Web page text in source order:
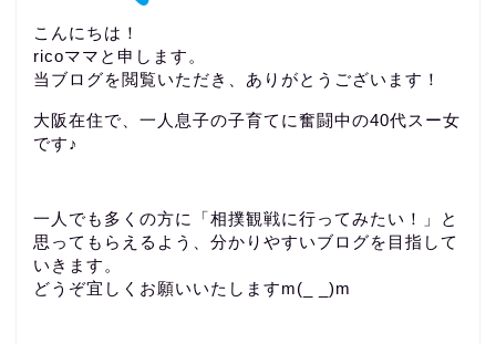
こんにちは！
ricoママと申します。
当ブログを閲覧いただき、ありがとうございます！
大阪在住で、一人息子の子育てに奮闘中の40代スー女
です♪
一人でも多くの方に「相撲観戦に行ってみたい！」と
思ってもらえるよう、分かりやすいブログを目指して
いきます。
どうぞ宜しくお願いいたしますm(_ _)m